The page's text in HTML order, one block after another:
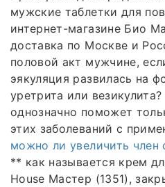
мужские таблетки для
интернет-магазине Био
доставка по Москве и
половой акт мужчине,
эякуляция развилась на
уретрита или
однозначно поможет
этих заболеваний с
можно ли увеличить
** как называется крем
House Мастер (1351),